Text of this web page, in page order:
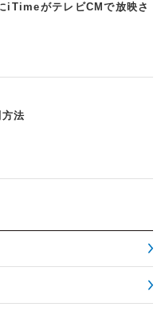
iTimeがテレビCMで放映さ
法